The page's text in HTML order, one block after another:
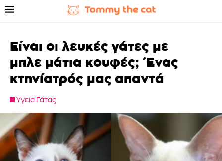
Είναι οι λευκές γάτες με
μπλε μάτια κουφές; Ένας
κτηνίατρός μας απαντά
Υγεία Γάτας